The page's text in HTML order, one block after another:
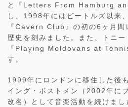
と『Letters From Hamburg
し、1998年にはビートルズ以来
『Cavern Club』の初の6ヶ月間
歴史を刻みました。また、トニ
『Playing Moldovans at
す。
1999年にロンドンに移住した後
イング・ポストメン（2002年に
改名）として音楽活動を続けま